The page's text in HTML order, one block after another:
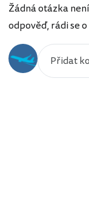
Žádná otázka
odpověď, rádi se